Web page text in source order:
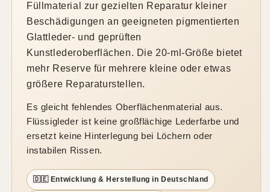
Füllmaterial zur gezielten Reparatur kleiner
Beschädigungen an geeigneten pigmentierten
Glattleder- und geprüften
Kunstlederoberflächen. Die 20-ml-Größe bietet
mehr Reserve für mehrere kleine oder etwas
größere Reparaturstellen.
Es gleicht fehlendes Oberflächenmaterial aus.
Flüssigleder ist keine großflächige Lederfarbe und
ersetzt keine Hinterlegung bei Löchern oder
instabilen Rissen.
🇩🇪 Entwicklung & Herstellung in Deutschland